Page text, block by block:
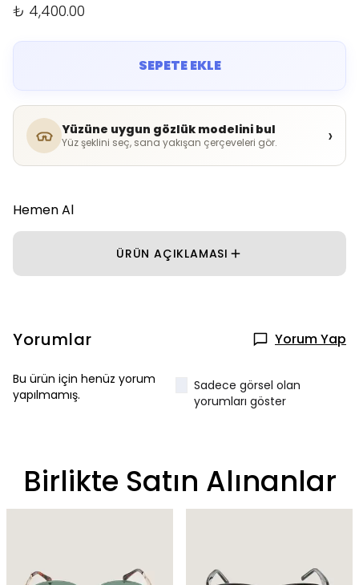
₺ 4,400.00
SEPETE EKLE
Yüzüne uygun gözlük modelini bul
Yüz şeklini seç, sana yakışan çerçeveleri gör. ›
Hemen Al
ÜRÜN AÇIKLAMASI
Yorumlar Yorum Yap
Bu ürün için henüz yorum
yapılmamış.
Sadece görsel olan
yorumları göster
Birlikte Satın Alınanlar